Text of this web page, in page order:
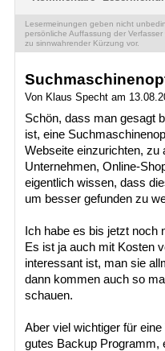
Lesermeinungen geben nicht
persönliche Auffassung der
zu sinnwahrender Kürzung vor.
Von Klaus Specht am
Schön, dass man gesagt
ist, eine
Webseite einzurichten, zu
Unternehmen, Online-
eigentlich wissen, dass
um besser gefunden zu
Ich habe es bis jetzt noch
Es ist ja auch mit Kosten
interessant ist, man sie
dann kommen auch so
schauen.
Aber viel wichtiger für
gutes Backup Programm,